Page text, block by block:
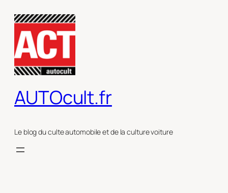
contenu
AUTOcult.fr
Le blog du culte automobile et de la culture voiture